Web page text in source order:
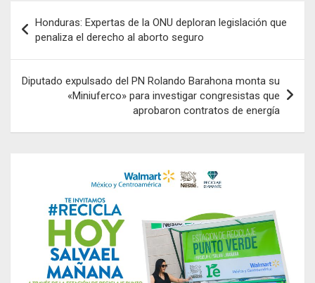
de
entradas
Honduras: Expertas de la ONU deploran legislación que
penaliza el derecho al aborto seguro
Diputado expulsado del PN Rolando Barahona monta su
«Miniuferco» para investigar congresistas que
aprobaron contratos de energía